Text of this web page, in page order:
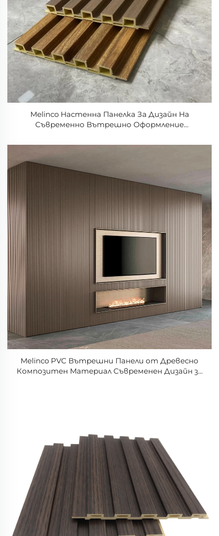
Melinco Настенна Панелка За Дизайн На
Съвременно Вътрешно Оформление
Спалня и Хотел или Офис с Люксов Дизайн
Melinco PVC Вътрешни Панели от Древесно
Композитен Материал Съвременен Дизайн за